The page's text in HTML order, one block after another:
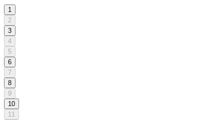
1
2
3
4
5
6
7
8
9
10
11